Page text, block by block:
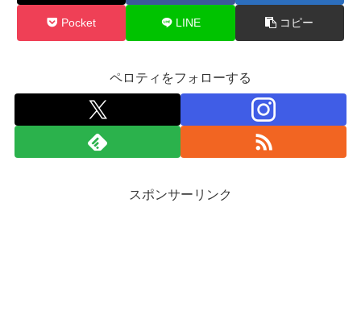
Pocket LINE コピー
ペロティをフォローする
スポンサーリンク